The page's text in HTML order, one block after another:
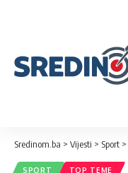
Sredinom.ba > Vijesti > Sport >
SPORT TOP TEME